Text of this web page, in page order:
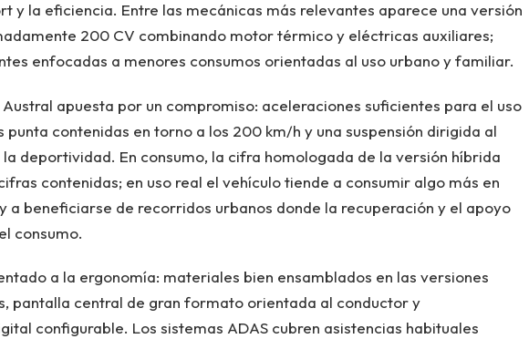
y la eficiencia. Entre las mecánicas más relevantes aparece una versión
200 CV combinando motor térmico y eléctricas auxiliares;
enfocadas a menores consumos orientadas al uso urbano y familiar.
apuesta por un compromiso: aceleraciones suficientes para el uso
punta contenidas en torno a los 200 km/h y una suspensión dirigida al
deportividad. En consumo, la cifra homologada de la versión híbrida
contenidas; en uso real el vehículo tiende a consumir algo más en
a beneficiarse de recorridos urbanos donde la recuperación y el apoyo
consumo.
a la ergonomía: materiales bien ensamblados en las versiones
pantalla central de gran formato orientada al conductor y
configurable. Los sistemas ADAS cubren asistencias habituales